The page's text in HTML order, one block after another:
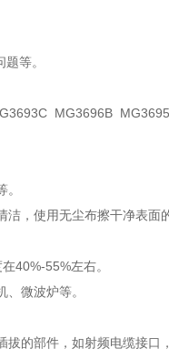
等。
MG3696B
，使用无尘布擦干净表面
40%-55%左右。
微波炉等。
的部件，如射频电缆接口